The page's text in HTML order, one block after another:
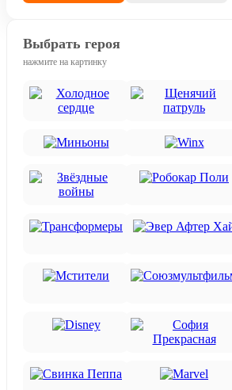
Выбрать героя
нажмите на картинку